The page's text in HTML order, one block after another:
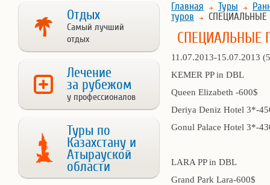
Отдых
Самый лучший
отдых
Лечение
за рубежом
у профессионалов
Туры по
Казахстану и
Атырауской
области
Главная Туры
туров
СПЕЦИАЛЬНЫЕ
11.07.2013-15.07.2013
KEMER PP in DBL
Queen Elizabeth -600$
Deriya Deniz Hotel 3*-
Gonul Palace Hotel 3*-
LARA PP in DBL
Grand Park Lara-600$